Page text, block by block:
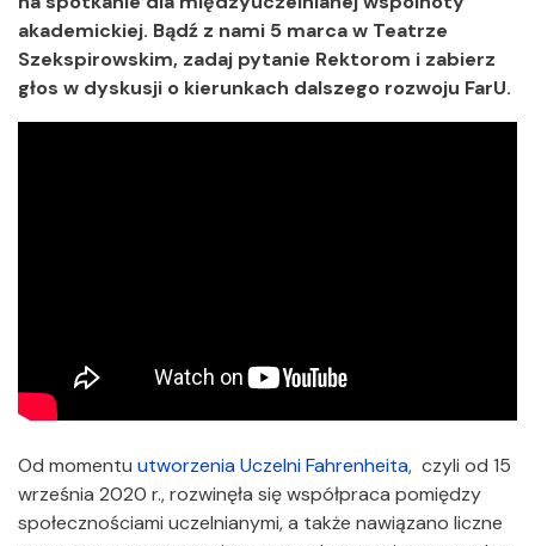
akademickiej. Bądź z nami 5 marca w Teatrze
Szekspirowskim, zadaj pytanie Rektorom i zabierz
głos w dyskusji o kierunkach dalszego rozwoju FarU.
Od momentu utworzenia Uczelni Fahrenheita, czyli od 15
września 2020 r., rozwinęła się współpraca pomiędzy
społecznościami uczelnianymi, a także nawiązano liczne